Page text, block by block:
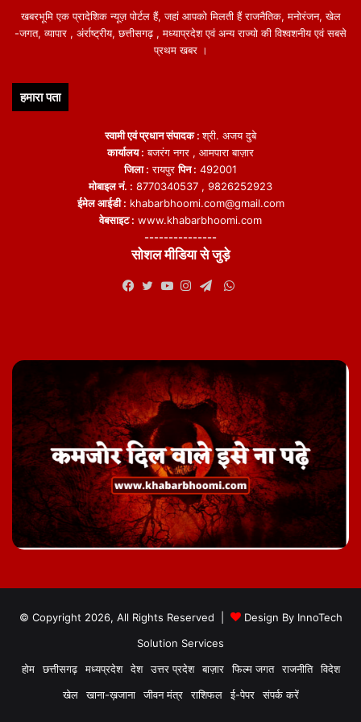
खबरभूमि एक प्रादेशिक न्यूज़ पोर्टल हैं, जहां आपको मिलती हैं राजनैतिक, मनोरंजन, खेल
-जगत, व्यापार , अंर्राष्ट्रीय, छत्तीसगढ़ , मध्याप्रदेश एवं अन्य राज्यो की विश्वशनीय एवं सबसे
प्रथम खबर ।
हमारा पता
स्वामी एवं प्रधान संपादक :श्री. अजय दुबे
कार्यालय : बजरंग नगर , आमपारा बाज़ार
जिला : रायपुरपिन : 492001
मोबाइल नं. : 8770340537 , 9826252923
ईमेल आईडी : khabarbhoomi.com@gmail.com
वेबसाइट : www.khabarbhoomi.com
---------------
सोशल मीडिया से जुड़े
WhatsApp
© Copyright 2026, All Rights Reserved | Design By InnoTech
Solution Services
होम
छत्तीसगढ़ मध्यप्रदेश देश उत्तर प्रदेश बाज़ार फिल्म जगत राजनीति
विदेश
खेल
खाना-ख़जाना जीवन मंत्र राशिफल ई-पेपर संपर्क करें